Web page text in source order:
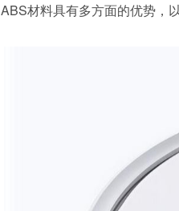
ABS材料具有多方面的优势，